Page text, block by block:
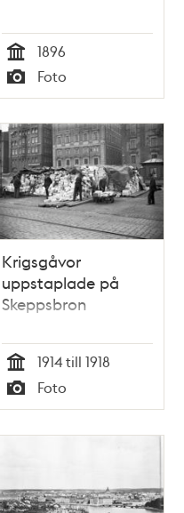
Tid
1896
Typ
Foto
Krigsgåvor
uppstaplade på
Skeppsbron
Tid
1914 till 1918
Typ
Foto